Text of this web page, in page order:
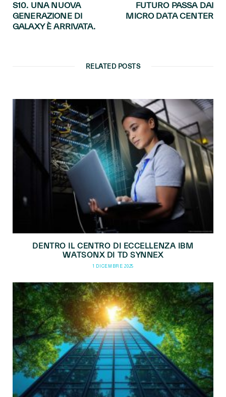
S10. UNA NUOVA
GENERAZIONE DI
GALAXY È ARRIVATA.
FUTURO PASSA DAI
MICRO DATA CENTER
RELATED POSTS
DENTRO IL CENTRO DI ECCELLENZA IBM
WATSONX DI TD SYNNEX
1 DICEMBRE 2025